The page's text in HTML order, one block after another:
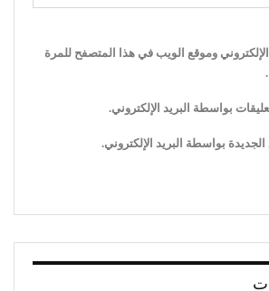
وموقع الويب في هذا المتصفح للمرة
بواسطة البريد الإلكتروني.
بواسطة البريد الإلكتروني.